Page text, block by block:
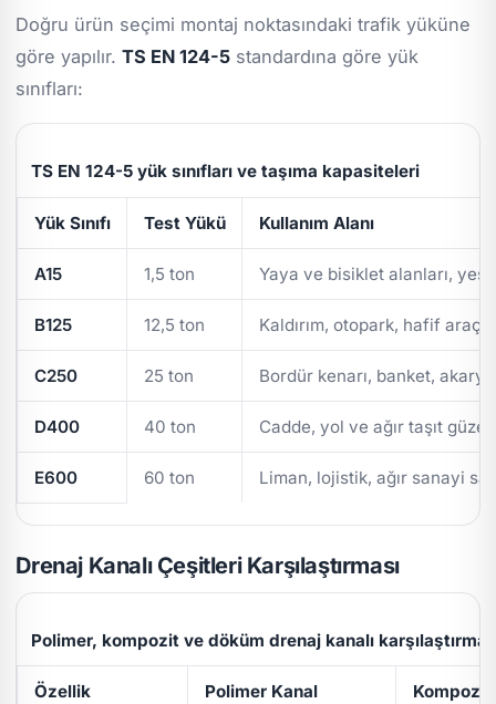
Doğru ürün seçimi montaj noktasındaki trafik yüküne
göre yapılır.TS EN 124-5 standardına göre yük
sınıfları:
TS EN 124-5 yük sınıfları ve taşıma kapasiteleri
Yük Sınıfı Test Yükü Kullanım Alanı
A15 1,5 ton Yaya ve bisiklet alanları,
B125 12,5 ton Kaldırım, otopark, hafif araç
C250 25 ton Bordür kenarı, banket,
D400 40 ton Cadde, yol ve ağır taşıt
E600 60 ton Liman, lojistik, ağır sanayi
Drenaj Kanalı Çeşitleri Karşılaştırması
Polimer, kompozit ve döküm drenaj kanalı
Özellik Polimer Kanal Kompozit